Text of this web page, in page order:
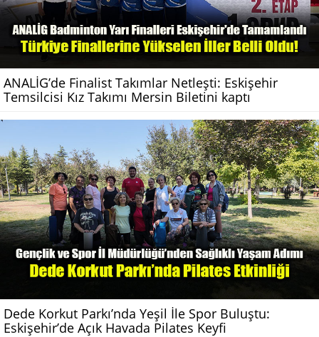
ANALİG’de Finalist Takımlar Netleşti: Eskişehir
Temsilcisi Kız Takımı Mersin Biletini kaptı
Dede Korkut Parkı’nda Yeşil İle Spor Buluştu:
Eskişehir’de Açık Havada Pilates Keyfi